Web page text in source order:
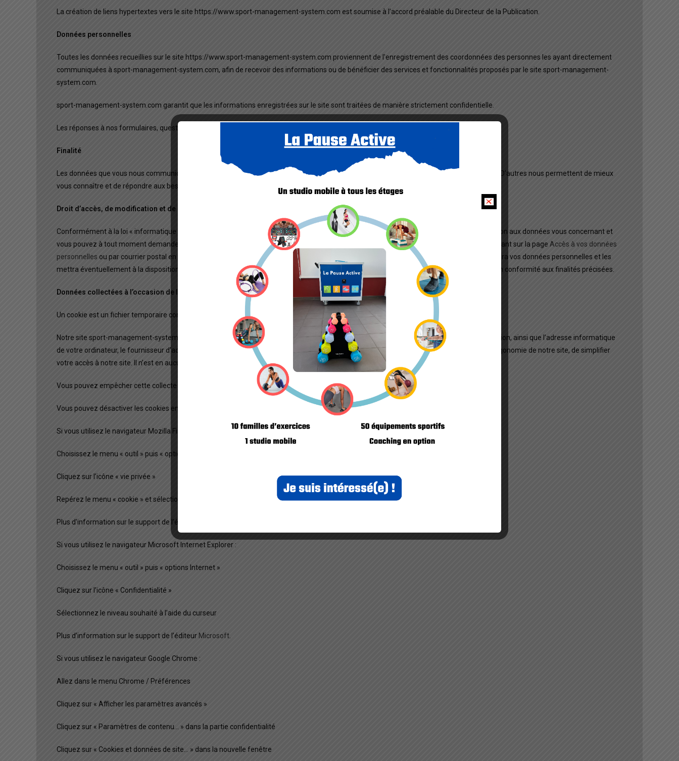
La création de liens hypertextes vers le site https://www.sport-management-system.com est soumise à l’accord préalable du Directeur de la Publication.
Données personnelles
Toutes les données recueillies sur le site https://www.sport-management-system.com proviennent de l’enregistrement des coordonnées des personnes les ayant directement
communiquées à sport-management-system.com, afin de recevoir des informations ou de bénéficier des services et fonctionnalités proposés par le site sport-management-
system.com.
sport-management-system.com garantit que les informations enregistrées sur le site sont traitées de manière strictement confidentielle.
Les réponses à nos formulaires, questionnaires et demandes de renseignement sont toujours facultatives.
Finalité
Les données que vous nous communiquez sont nécessaires au traitement de vos demandes d’information ou à l’envoi de notre newsletter. D’autres nous permettent de mieux
vous connaître et de répondre aux besoins que vous nous aurez exprimés.
Droit d’accès, de modification et de suppression
Conformément à la loi « informatique et libertés » du 6 janvier 1978 modifiée, vous disposez d’un droit d’accès, de rectification, de suppression aux données vous concernant et
vous pouvez à tout moment demander votre désinscription du site. Pour cela il vous suffit de nous en faire la demande en ligne en vous rendant sur la page Accès à vos données
personnelles ou par courrier postal en nous indiquant vos nom, prénom, adresse. sport-management-system.com vous garantit qu’il n’utilisera vos données personnelles et les
mettra éventuellement à la disposition de ses partenaires, membres ou tiers que si vous y avez consenti préalablement et expressément, en conformité aux finalités précisées.
Données collectées à l’occasion de la consultation du site et cookies
Un cookie est un fichier temporaire constituant un témoin de connexion stockant des informations.
Notre site sport-management-system.com est susceptible de collecter des données sur la date, les pages consultées, le temps de consultation, ainsi que l’adresse informatique
de votre ordinateur, le fournisseur d’accès, le moteur de recherche, le lien à l’origine de la consultation. Cette collecte permet d’améliorer l’ergonomie de notre site, de simplifier
votre accès à notre site. Il n’est en aucune façon conçu à des fins de collecte de données personnelles.
Vous pouvez empêcher cette collecte en désactivant cette fonction dans votre logiciel de navigation.
Vous pouvez désactiver les cookies en suivant les instructions comme suit :
Si vous utilisez le navigateur Mozilla Firefox
Choisissez le menu « outil » puis « options »
Cliquez sur l’icône « vie privée »
Repérez le menu « cookie » et sélectionnez les options qui vous conviennent
Plus d’information sur le support de l’éditeur
Si vous utilisez le navigateur Microsoft Internet Explorer :
Choisissez le menu « outil » puis « options Internet »
Cliquez sur l’icône « Confidentialité »
Sélectionnez le niveau souhaité à l’aide du curseur
Plus d’information sur le support de l’éditeur Microsoft.
Si vous utilisez le navigateur Google Chrome :
Allez dans le menu Chrome / Préférences
Cliquez sur « Afficher les paramètres avancés »
Cliquez sur « Paramètres de contenu… » dans la partie confidentialité
Cliquez sur « Cookies et données de site… » dans la nouvelle fenêtre